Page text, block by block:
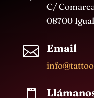
C/
08700
 Email